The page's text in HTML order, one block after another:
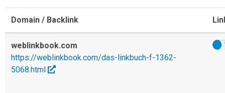
Domain / Backlink
weblinkbook.com
https://weblinkbook.com/das-linkbuch-f-1362-
5068.html